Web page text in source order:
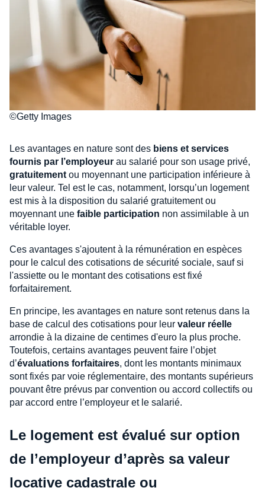
©Getty Images
Les avantages en nature sont des biens et services
fournis par l’employeur au salarié pour son usage privé,
gratuitement ou moyennant une participation inférieure à
leur valeur. Tel est le cas, notamment, lorsqu’un logement
est mis à la disposition du salarié gratuitement ou
moyennant une faible participation non assimilable à un
véritable loyer.
Ces avantages s'ajoutent à la rémunération en espèces
pour le calcul des cotisations de sécurité sociale, sauf si
l'assiette ou le montant des cotisations est fixé
forfaitairement.
En principe, les avantages en nature sont retenus dans la
base de calcul des cotisations pour leur valeur réelle
arrondie à la dizaine de centimes d'euro la plus proche.
Toutefois, certains avantages peuvent faire l’objet
d’évaluations forfaitaires, dont les montants minimaux
sont fixés par voie réglementaire, des montants supérieurs
pouvant être prévus par convention ou accord collectifs ou
par accord entre l’employeur et le salarié.
Le logement est évalué sur option
de l’employeur d’après sa valeur
locative cadastrale ou